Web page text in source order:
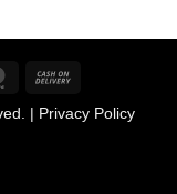
MasterCard
Delivery
| Privacy Policy